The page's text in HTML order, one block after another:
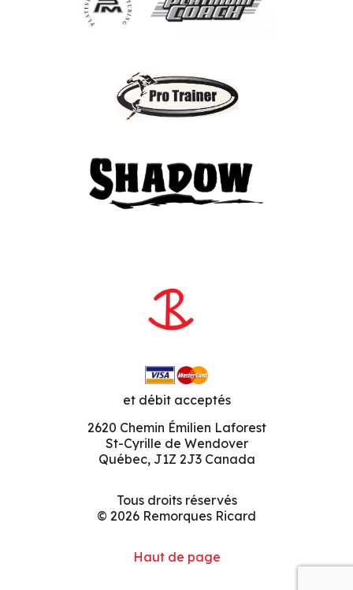
et débit acceptés
2620 Chemin Émilien Laforest
St-Cyrille de Wendover
Québec, J1Z 2J3 Canada
Tous droits réservés
© 2026 Remorques Ricard
Haut de page